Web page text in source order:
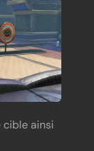
cible ainsi